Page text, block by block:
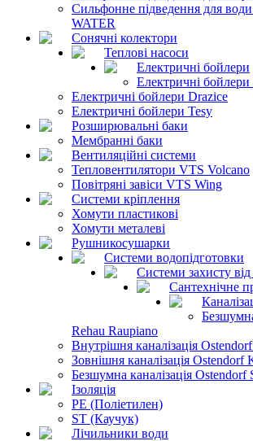
Сильфонне підведення для
WATER
Сонячні колектори
Теплові насоси
Електричні бойлери
Електричні бойлери
Електричні бойлери Drazice
Електричні бойлери Tesy
Розширювальні баки
Мембранні баки
Вентиляційні системи
Тепловентилятори VTS Volcano
Повітряні завіси VTS Wing
Системи кріплення
Хомути пластикові
Хомути металеві
Рушникосушарки
Системи водопідготовки
Системи захисту
Сантехнічне
Rehau Raupiano
Внутрішня каналізація
Зовнішня каналізація Ostendorf
Безшумна каналізація Ostendorf
Ізоляція
PE (Поліетилен)
ST (Каучук)
Лічильники води